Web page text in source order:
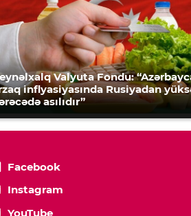
Valyuta Fondu:
inflyasiyasında Rusiyadan
asılıdır”
Facebook
Instagram
YouTube